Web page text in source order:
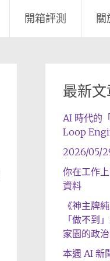
開箱評測 關
最新文
AI 時代的
Loop
2026/05/
你在工作
資料
《神主牌
「做不到
家園的政治
本週 AI 新